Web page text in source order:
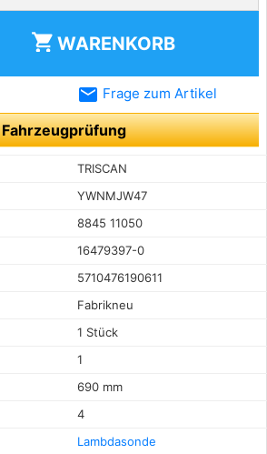
shopping_cart WARENKORB
email Frage zum Artikel
Fahrzeugprüfung
TRISCAN
YWNMJW47
8845 11050
16479397-0
5710476190611
Fabrikneu
1 Stück
1
690 mm
4
Lambdasonde